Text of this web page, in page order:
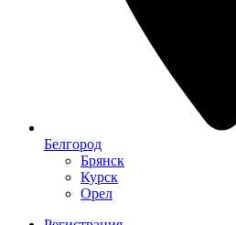
Белгород
Брянск
Курск
Орел